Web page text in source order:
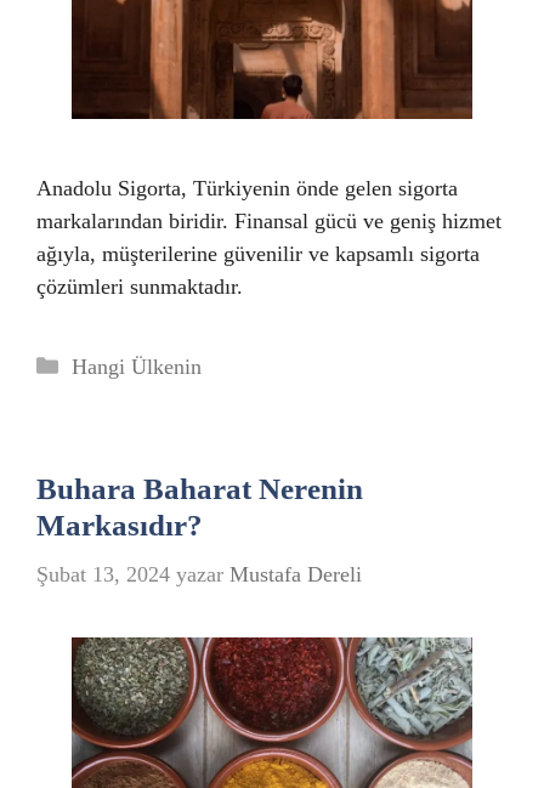
Anadolu Sigorta, Türkiyenin önde gelen sigorta
markalarından biridir. Finansal gücü ve geniş hizmet
ağıyla, müşterilerine güvenilir ve kapsamlı sigorta
çözümleri sunmaktadır.
Kategoriler
Hangi Ülkenin
Buhara Baharat Nerenin
Markasıdır?
Şubat 13, 2024 yazar Mustafa Dereli